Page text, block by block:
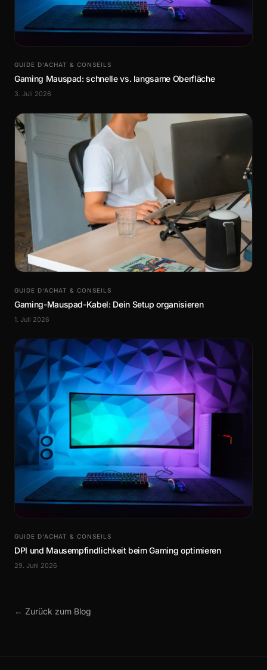
GUIDE D’ACHAT & CONSEILS
Gaming Mauspad: schnelle vs. langsame Oberfläche
3. Juli 2026
GUIDE D’ACHAT & CONSEILS
Gaming-Mauspad-Kabel: Dein Setup organisieren
1. Juli 2026
GUIDE D’ACHAT & CONSEILS
DPI und Mausempfindlichkeit beim Gaming optimieren
29. Juni 2026
← Zurück zum Blog